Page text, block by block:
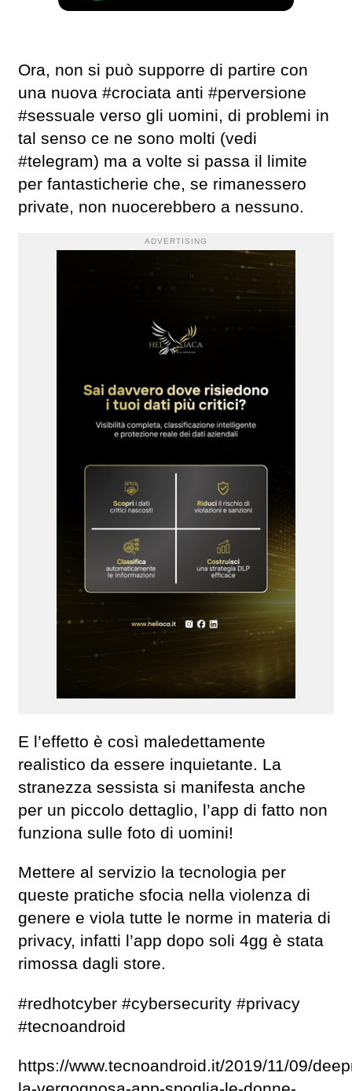
Ora, non si può supporre di partire con
una nuova #crociata anti #perversione
#sessuale verso gli uomini, di problemi in
tal senso ce ne sono molti (vedi
#telegram) ma a volte si passa il limite
per fantasticherie che, se rimanessero
private, non nuocerebbero a nessuno.
ADVERTISING
E l’effetto è così maledettamente
realistico da essere inquietante. La
stranezza sessista si manifesta anche
per un piccolo dettaglio, l’app di fatto non
funziona sulle foto di uomini!
Mettere al servizio la tecnologia per
queste pratiche sfocia nella violenza di
genere e viola tutte le norme in materia di
privacy, infatti l’app dopo soli 4gg è stata
rimossa dagli store.
#redhotcyber #cybersecurity #privacy
#tecnoandroid
https://www.tecnoandroid.it/2019/11/09/